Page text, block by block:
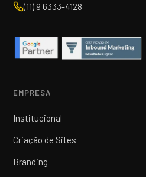
(11) 9 6333-4128
EMPRESA
Institucional
Criação de Sites
Branding